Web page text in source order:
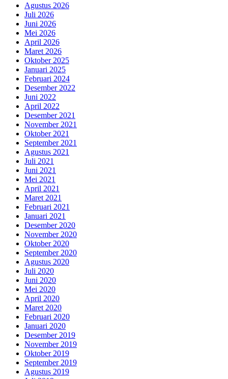
Agustus 2026
Juli 2026
Juni 2026
Mei 2026
April 2026
Maret 2026
Oktober 2025
Januari 2025
Februari 2024
Desember 2022
Juni 2022
April 2022
Desember 2021
November 2021
Oktober 2021
September 2021
Agustus 2021
Juli 2021
Juni 2021
Mei 2021
April 2021
Maret 2021
Februari 2021
Januari 2021
Desember 2020
November 2020
Oktober 2020
September 2020
Agustus 2020
Juli 2020
Juni 2020
Mei 2020
April 2020
Maret 2020
Februari 2020
Januari 2020
Desember 2019
November 2019
Oktober 2019
September 2019
Agustus 2019